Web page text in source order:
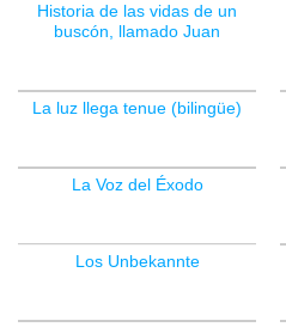
Historia de las vidas de un
buscón, llamado Juan
La luz llega tenue (bilingüe)
La Voz del Éxodo
Los Unbekannte